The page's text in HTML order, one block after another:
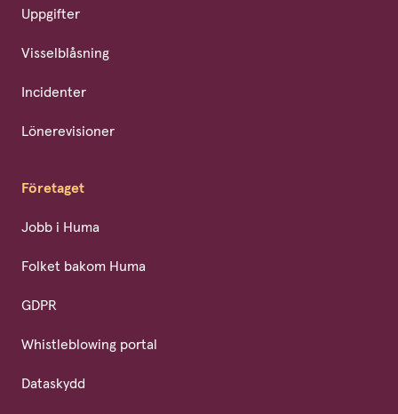
Uppgifter
Visselblåsning
Incidenter
Lönerevisioner
Företaget
Jobb i Huma
Folket bakom Huma
GDPR
Whistleblowing portal
Dataskydd